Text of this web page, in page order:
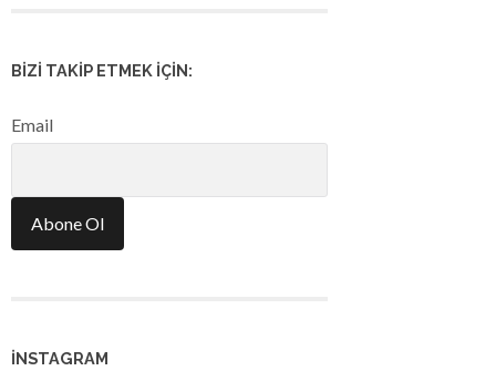
BIZI TAKIP ETMEK İÇIN:
Email
İNSTAGRAM